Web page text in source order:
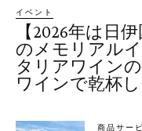
イベント
【2026年は日
のメモリアル
タリアワイン
ワインで乾杯し
商品サー